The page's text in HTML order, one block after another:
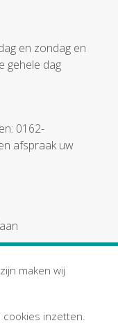
en zondag en
gehele dag
0162-
afspraak uw
maken wij
cookies inzetten.